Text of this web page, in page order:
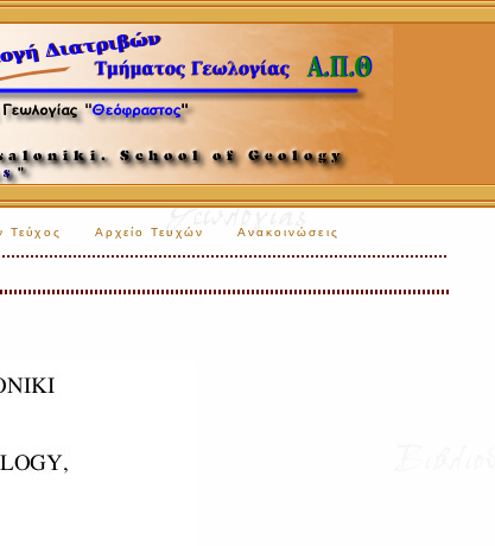
Τεύχος Αρχείο Τευχών Ανακοινώσεις